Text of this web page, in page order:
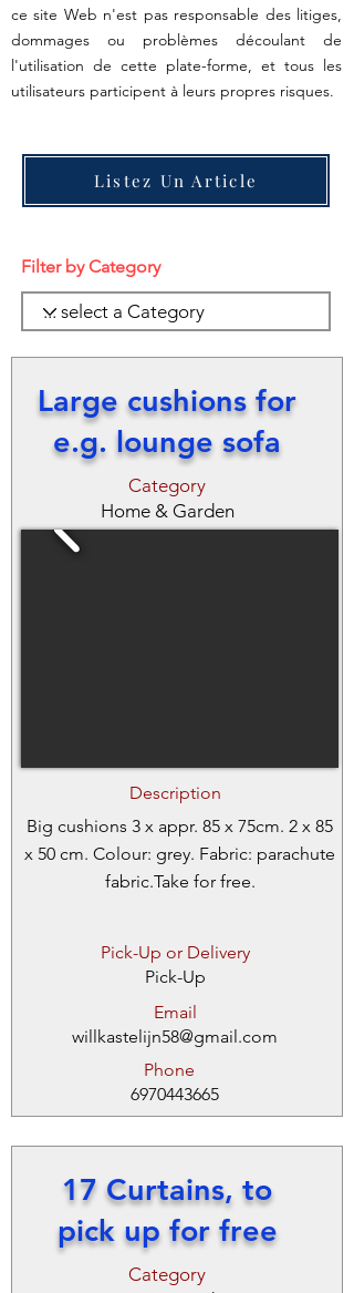
ce site Web n'est pas responsable des litiges,
dommages ou problèmes découlant de
l'utilisation de cette plate-forme, et tous les
utilisateurs participent à leurs propres risques.
Listez Un Article
Filter by Category
Large cushions for
e.g. lounge sofa
Category
Home & Garden
Description
Big cushions 3 x appr. 85 x 75cm. 2 x 85
x 50 cm. Colour: grey. Fabric: parachute
fabric.Take for free.
Pick-Up or Delivery
Pick-Up
Email
willkastelijn58@gmail.com
Phone
6970443665
17 Curtains, to
pick up for free
Category